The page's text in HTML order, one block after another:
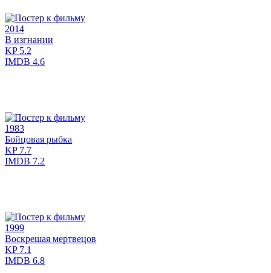
2014
В изгнании
KP5.2
IMDB 4.6
1983
Бойцовая рыбка
KP7.7
IMDB 7.2
1999
Воскрешая мертвецов
KP7.1
IMDB 6.8